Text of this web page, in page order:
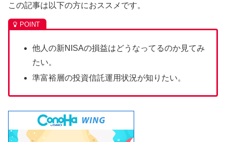
この記事は以下の方におススメです。
他人の新NISAの損益はどうなってるのか見てみ
たい。
準富裕層の投資信託運用状況が知りたい。